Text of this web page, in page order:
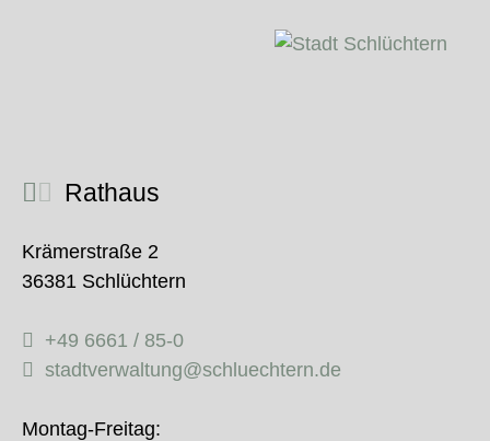
Rathaus
Krämerstraße 2
36381 Schlüchtern
+49 6661 / 85-0
stadtverwaltung@schluechtern.de
Montag-Freitag: